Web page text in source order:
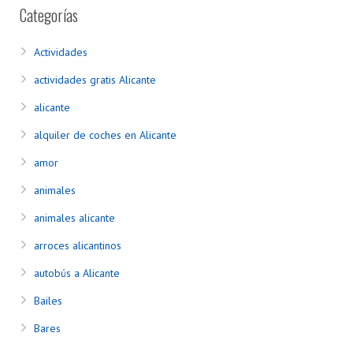
Categorías
Actividades
actividades gratis Alicante
alicante
alquiler de coches en Alicante
amor
animales
animales alicante
arroces alicantinos
autobús a Alicante
Bailes
Bares